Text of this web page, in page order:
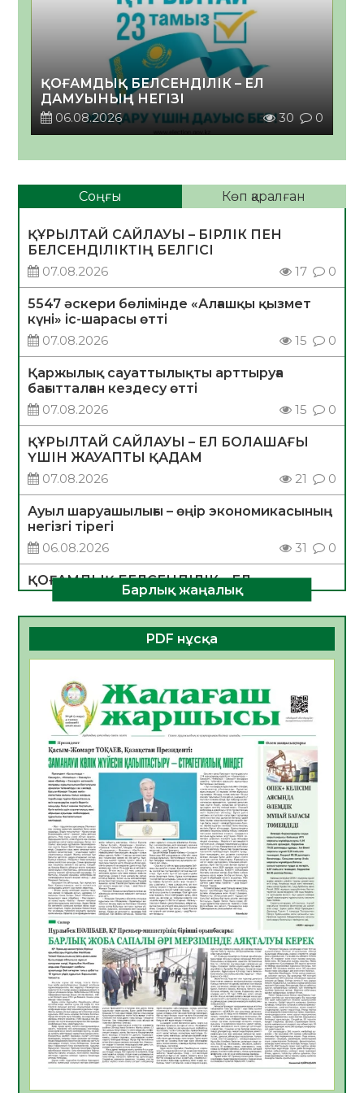
ҚОҒАМДЫҚ БЕЛСЕНДІЛІК – ЕЛ
ДАМУЫНЫҢ НЕГІЗІ
06.08.2026
30 0
Соңғы Көп қаралған
ҚҰРЫЛТАЙ САЙЛАУЫ – БІРЛІК ПЕН
БЕЛСЕНДІЛІКТІҢ БЕЛГІСІ
07.08.2026
17 0
5547 әскери бөлімінде «Алғашқы қызмет
күні» іс-шарасы өтті
07.08.2026
15 0
Қаржылық сауаттылықты арттыруға
бағытталған кездесу өтті
07.08.2026
15 0
ҚҰРЫЛТАЙ САЙЛАУЫ – ЕЛ БОЛАШАҒЫ
ҮШІН ЖАУАПТЫ ҚАДАМ
07.08.2026
21 0
Ауыл шаруашылығы – өңір экономикасының
негізгі тірегі
06.08.2026
31 0
ҚОҒАМДЫҚ БЕЛСЕНДІЛІК – ЕЛ
ДАМУЫНЫҢ НЕГІЗІ
06.08.2026
30 0
ҚҰРЫЛТАЙ САЙЛАУЫ – БОЛАШАҚҚА
06.08.2026
Инфекциялық ауруларға қарсы иммундау
жұмыстарының тиімділігі
06.08.2026
33
Көкжөтел ауруы туралы
06.08.2026
30
АПВ вакцинасы туралы мәлімет
06.08.2026
31
Open Air: Қызылорда облысы полиция
департаменті 20 мыңнан астам
көрерменнің қауіпсіздігін қамтамасыз етті
06.08.2026
41
ҚЫЗЫЛОРДАДА «САНАЛЫ ҰРПАҚ –
ЖАРҚЫН БОЛАШАҚ» АТТЫ КЕҢЕЙТІЛГЕН
МӘЖІЛІС ӨТТІ
05.08.2026
43
Қазақстан Орталық Азиядағы көшуге ең
Барлық жаңалық
PDF нұсқа